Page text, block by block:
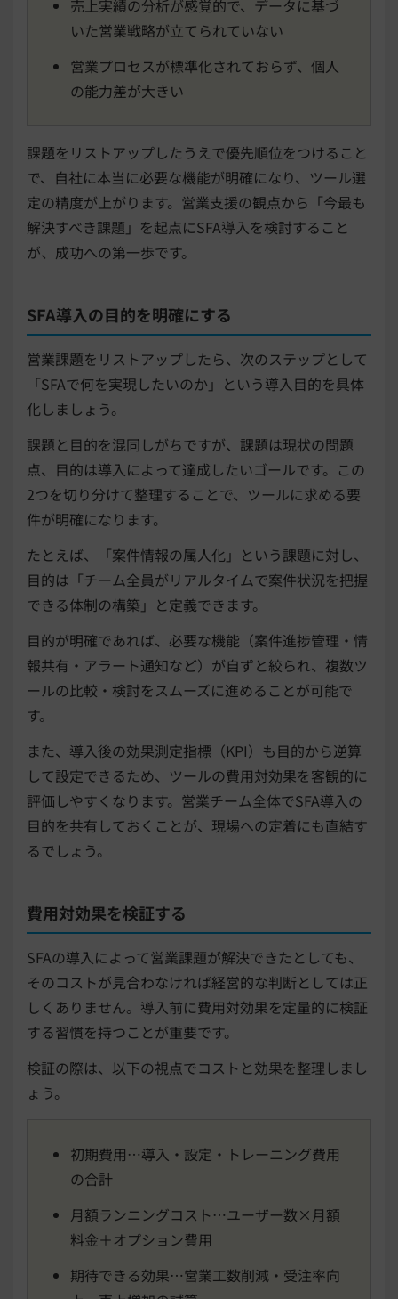
売上実績の分析が感覚的で、データに基づ
いた営業戦略が立てられていない
営業プロセスが標準化されておらず、個人
の能力差が大きい
課題をリストアップしたうえで優先順位をつけること
で、自社に本当に必要な機能が明確になり、ツール選
定の精度が上がります。営業支援の観点から「今最も
解決すべき課題」を起点にSFA導入を検討すること
が、成功への第一歩です。
SFA導入の目的を明確にする
営業課題をリストアップしたら、次のステップとして
「SFAで何を実現したいのか」という導入目的を具体
化しましょう。
課題と目的を混同しがちですが、課題は現状の問題
点、目的は導入によって達成したいゴールです。この
2つを切り分けて整理することで、ツールに求める要
件が明確になります。
たとえば、「案件情報の属人化」という課題に対し、
目的は「チーム全員がリアルタイムで案件状況を把握
できる体制の構築」と定義できます。
目的が明確であれば、必要な機能（案件進捗管理・情
報共有・アラート通知など）が自ずと絞られ、複数ツ
ールの比較・検討をスムーズに進めることが可能で
す。
また、導入後の効果測定指標（KPI）も目的から逆算
して設定できるため、ツールの費用対効果を客観的に
評価しやすくなります。営業チーム全体でSFA導入の
目的を共有しておくことが、現場への定着にも直結す
るでしょう。
費用対効果を検証する
SFAの導入によって営業課題が解決できたとしても、
そのコストが見合わなければ経営的な判断としては正
しくありません。導入前に費用対効果を定量的に検証
する習慣を持つことが重要です。
検証の際は、以下の視点でコストと効果を整理しまし
ょう。
初期費用…導入・設定・トレーニング費用
の合計
月額ランニングコスト…ユーザー数×月額
料金＋オプション費用
期待できる効果…営業工数削減・受注率向